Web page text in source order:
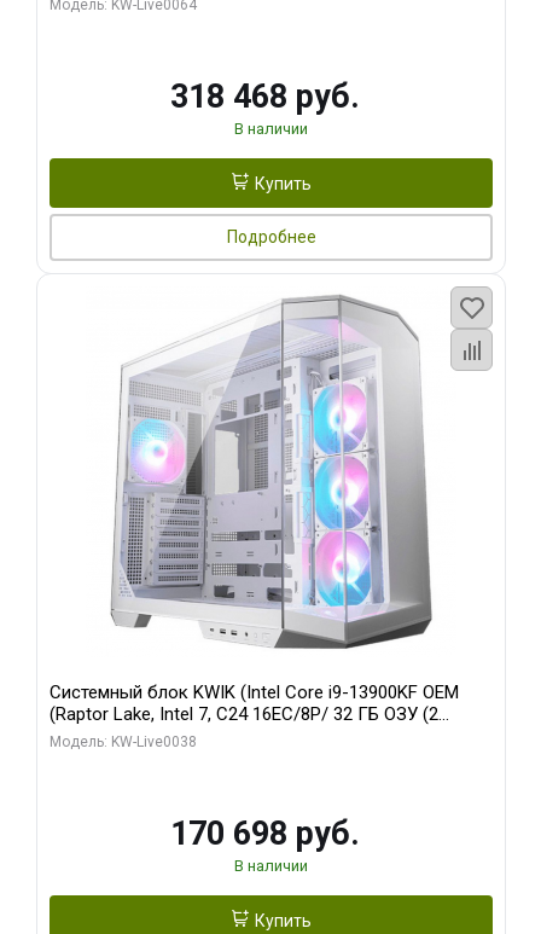
Модель: KW-Live0064
318 468 руб.
В наличии
Купить
Подробнее
Системный блок KWIK (Intel Core i9-13900KF OEM
(Raptor Lake, Intel 7, C24 16EC/8P/ 32 ГБ ОЗУ (2
модуля)/ Gigabyte RX9070XT GAMING OC 16GB GDDR6
Модель: KW-Live0038
170 698 руб.
В наличии
Купить